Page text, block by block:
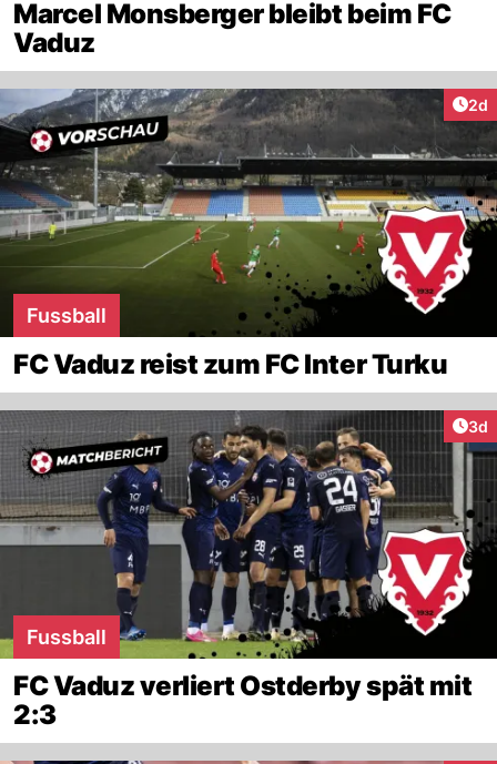
Marcel Monsberger bleibt beim FC
Vaduz
2d
Fussball
FC Vaduz reist zum FC Inter Turku
3d
Fussball
FC Vaduz verliert Ostderby spät mit
2:3